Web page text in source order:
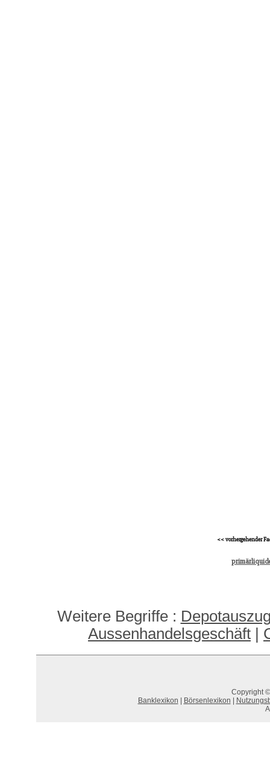
<< vorhergehender
Weitere Begriffe :
Aussenhandelsgeschäft
Copyright
Banklexikon
Börsenlexikon